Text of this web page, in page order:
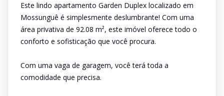
Este lindo apartamento Garden Duplex localizado em
Mossunguê é simplesmente deslumbrante! Com uma
área privativa de 92.08 m², este imóvel oferece todo o
conforto e sofisticação que você procura.
Com uma vaga de garagem, você terá toda a
comodidade que precisa.